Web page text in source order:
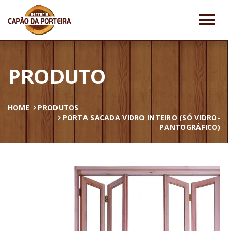
PRODUTO
HOME
PRODUTOS
PORTA SACADA VIDRO INTEIRO (SÓ VIDRO-
PANTOGRÁFICO)